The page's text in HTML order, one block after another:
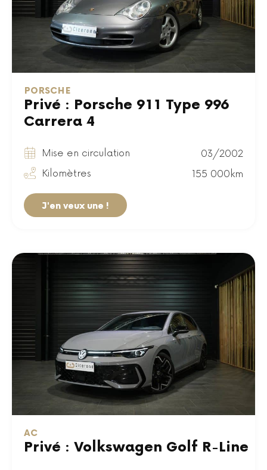
PORSCHE
Privé : Porsche 911 Type 996
Carrera 4
Mise en circulation
03/2002
Kilomètres
155 000km
J'en veux une !
AC
Privé : Volkswagen Golf R-Line